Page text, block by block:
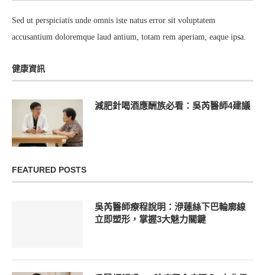
Sed ut perspiciatis unde omnis iste natus error sit voluptatem
accusantium doloremque laud antium, totam rem aperiam, eaque ipsa.
健康資訊
減肥針喝酒應酬族必看：吳芮醫師4建議
FEATURED POSTS
吳芮醫師療程說明：洢蓮絲下巴輪廓線
立即塑形，掌握3大魅力關鍵